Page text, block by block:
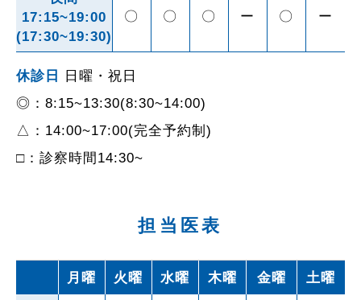
休診日
日曜・祝日
◎：8:15~13:30(8:30~14:00)
△：14:00~17:00(完全予約制)
□：診察時間14:30~
17:15~19:00
(17:30~19:30)
〇 〇 〇 ー 〇 ー
担当医表
月曜 火曜 水曜 木曜 金曜
土曜